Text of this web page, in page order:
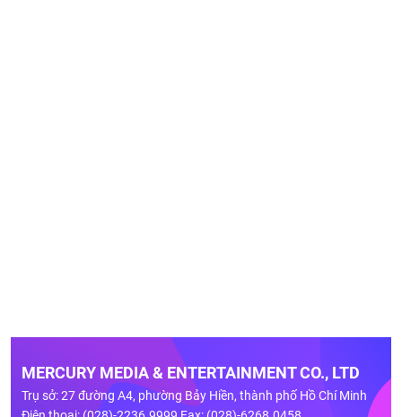
MERCURY MEDIA & ENTERTAINMENT CO., LTD
Trụ sở: 27 đường A4, phường Bảy Hiền, thành phố Hồ Chí Minh